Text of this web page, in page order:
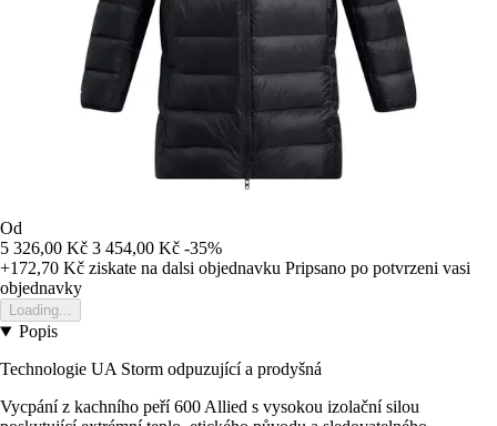
Od
5 326,00 Kč 3 454,00 Kč -35%
+172,70 Kč ziskate na dalsi objednavku Pripsano po potvrzeni vasi
objednavky
Loading...
Popis
Technologie UA Storm odpuzující a prodyšná
Vycpání z kachního peří 600 Allied s vysokou izolační silou